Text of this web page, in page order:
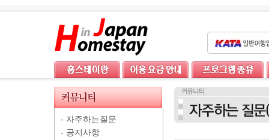
- 자주하는질문
- 공지사항